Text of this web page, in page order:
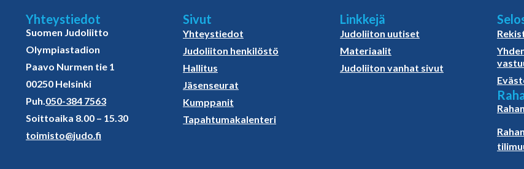
Yhteystiedot
Suomen Judoliitto
Olympiastadion
Paavo Nurmen tie 1
00250 Helsinki
Puh.050-384 7563
Soittoaika 8.00 – 15.30
toimisto@judo.fi
Sivut
Yhteystiedot
Judoliiton henkilöstö
Hallitus
Jäsenseurat
Kumppanit
Tapahtumakalenteri
Linkkejä
Judoliiton uutiset
Materiaalit
Judoliiton vanhat sivut